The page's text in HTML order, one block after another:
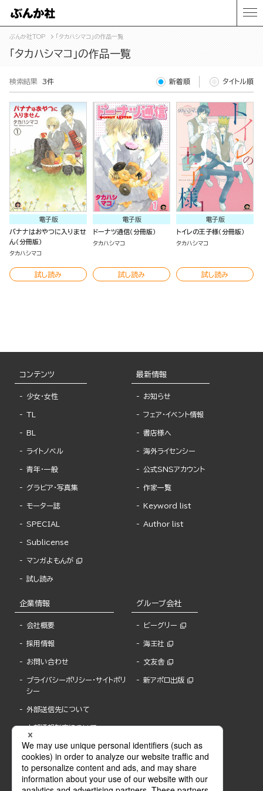
ぶんか社TOP 「タカハシマコ」の作品一覧
「タカハシマコ」の作品一覧
検索結果 3件 新着順 タイトル順
電子版
バナナはおやつに入りませ
ん（分冊版）
タカハシマコ
試し読み
電子版
ドーナツ通信（分冊版）
タカハシマコ
試し読み
電子版
トイレの王子様（分冊版）
タカハシマコ
試し読み
コンテンツ
少女・女性
TL
BL
ライトノベル
青年・一般
グラビア・写真集
モーター誌
SPECIAL
Sublicense
マンガよもんが
試し読み
最新情報
お知らせ
フェア・イベント情報
書店様へ
海外ライセンシー
公式SNSアカウント
作家一覧
Keyword list
Author list
企業情報
会社概要
採用情報
お問い合わせ
プライバシーポリシー・サイトポリ
シー
外部送信先について
内部通報制度について
グループ会社
ビーグリー
海王社
文友舎
新アポロ出版